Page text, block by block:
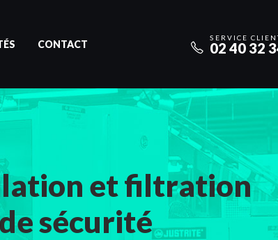
SERVICE
02 40 32
CONTACT
et filtration
sécurité